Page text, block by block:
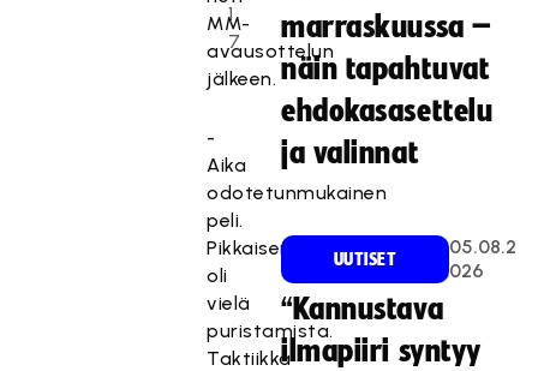
1
7
MM-
avausottelun
jälkeen.
-
Aika
odotetunmukainen
peli.
Pikkaisen
oli
vielä
puristamista.
Taktiikka
marraskuussa –
näin tapahtuvat
ehdokasasettelu
ja valinnat
UUTISET
05.08.2
026
“Kannustava
ilmapiiri syntyy